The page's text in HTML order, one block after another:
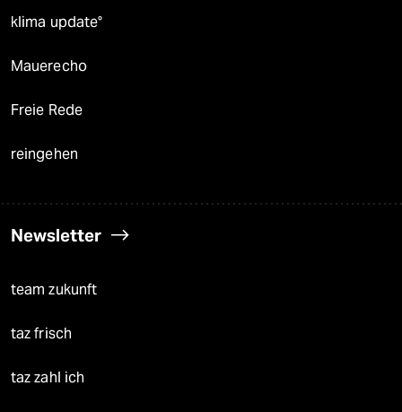
klima update°
Mauerecho
Freie Rede
reingehen
Newsletter
team zukunft
taz frisch
taz zahl ich